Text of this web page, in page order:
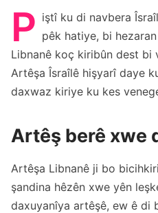
P iştî ku di navbera
pêk hatiye, bi
Libnanê koç kiribûn dest bi
Artêşa Îsraîlê hişyarî daye
daxwaz kiriye ku kes
Artêş berê xwe
Artêşa Libnanê ji bo
şandina hêzên xwe yên
daxuyanîya artêşê, ew ê di